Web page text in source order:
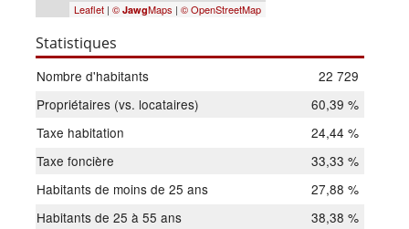
Leaflet| © JawgMaps | © OpenStreetMap
Statistiques
Nombre d'habitants
22 729
Propriétaires (vs. locataires)
60,39 %
Taxe habitation
24,44 %
Taxe foncière
33,33 %
Habitants de moins de 25 ans
27,88 %
Habitants de 25 à 55 ans
38,38 %